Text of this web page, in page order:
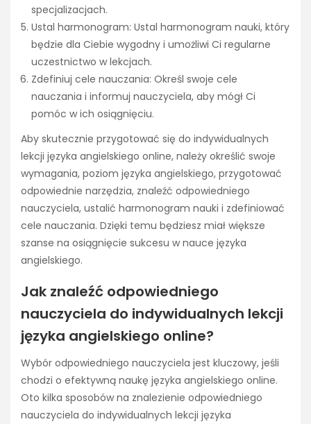
specjalizacjach.
Ustal harmonogram: Ustal harmonogram nauki, który
będzie dla Ciebie wygodny i umożliwi Ci regularne
uczestnictwo w lekcjach.
Zdefiniuj cele nauczania: Określ swoje cele
nauczania i informuj nauczyciela, aby mógł Ci
pomóc w ich osiągnięciu.
Aby skutecznie przygotować się do indywidualnych
lekcji języka angielskiego online, należy określić swoje
wymagania, poziom języka angielskiego, przygotować
odpowiednie narzędzia, znaleźć odpowiedniego
nauczyciela, ustalić harmonogram nauki i zdefiniować
cele nauczania. Dzięki temu będziesz miał większe
szanse na osiągnięcie sukcesu w nauce języka
angielskiego.
Jak znaleźć odpowiedniego
nauczyciela do indywidualnych lekcji
języka angielskiego online?
Wybór odpowiedniego nauczyciela jest kluczowy, jeśli
chodzi o efektywną naukę języka angielskiego online.
Oto kilka sposobów na znalezienie odpowiedniego
nauczyciela do indywidualnych lekcji języka